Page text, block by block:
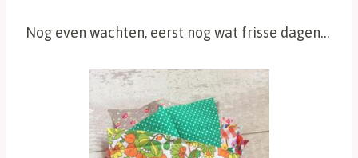
Nog even wachten, eerst nog wat frisse dagen…